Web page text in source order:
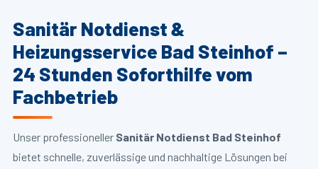
Sanitär Notdienst &
Heizungsservice Bad Steinhof –
24 Stunden Soforthilfe vom
Fachbetrieb
Unser professioneller Sanitär Notdienst Bad Steinhof
bietet schnelle, zuverlässige und nachhaltige Lösungen bei